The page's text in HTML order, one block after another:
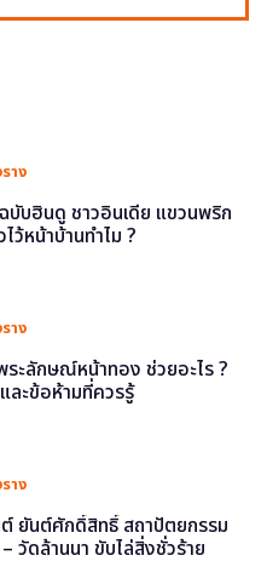
าง
บับฮินดู ชาวอินเดีย แขวนพริก
ไว้หน้าบ้านทำไม ?
าง
ระลักษณ์หน้าทอง ช่วยอะไร ?
ละข้อห้ามที่ควรรู้
าง
ยันต์ศักดิ์สิทธิ์ สถาปัตยกรรม
– วัดล้านนา ขับไล่สิ่งชั่วร้าย